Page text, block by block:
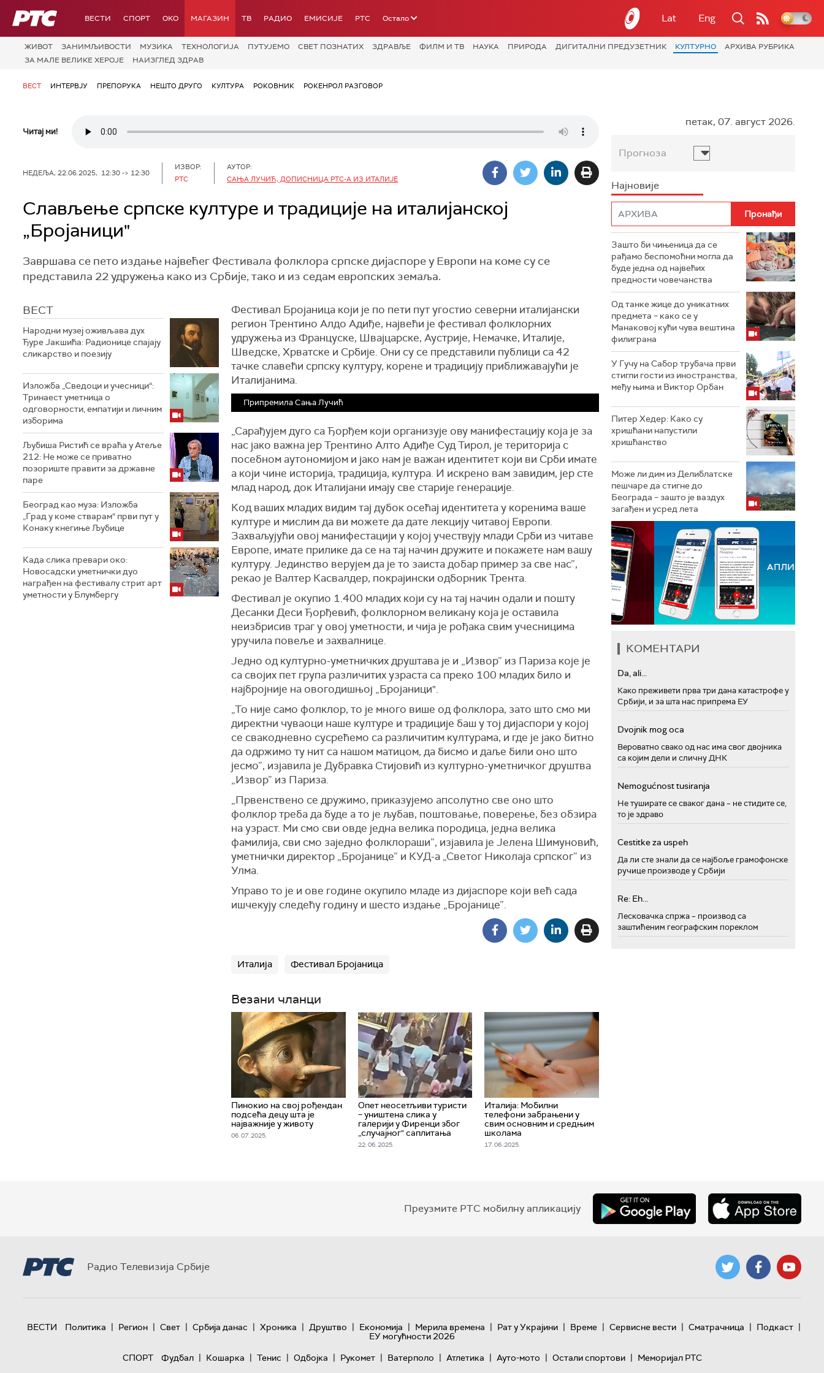
РТС ВЕСТИ СПОРТ OKO МАГАЗИН ТВ РАДИО ЕМИСИЈЕ РТС Остало Lat Eng
ЖИВОТ ЗАНИМЉИВОСТИ МУЗИКА ТЕХНОЛОГИЈA ПУТУЈЕМО СВЕТ ПОЗНАТИХ ЗДРАВЉЕ ФИЛМ И ТВ НАУКА ПРИРОДА ДИГИТАЛНИ ПРЕДУЗЕТНИК КУЛТУРНО
АРХИВА РУБРИКА
ЗА МАЛЕ ВЕЛИКЕ ХЕРОЈЕ
НАИЗГЛЕД ЗДРАВ
ВЕСТ ИНТЕРВЈУ ПРЕПОРУКА НЕШТО ДРУГО КУЛТУРА РОКОВНИК РОКЕНРОЛ РАЗГОВОР
Читај ми!
НЕДЕЉА, 22.06.2025, 12:30 -> 12:30
ИЗВОР:
РТС
АУТОР:
САЊА ЛУЧИЋ, ДОПИСНИЦА РТС-А ИЗ ИТАЛИЈЕ
Слављење српске културе и традиције на италијанској
„Бројаници"
Завршава се пето издање највећег Фестивала фолклора српске дијаспоре у Европи на коме су се
представила 22 удружења како из Србије, тако и из седам европских земаља.
ВЕСТ
Народни музеј оживљава дух
Ђуре Јакшића: Радионице спајају
сликарство и поезију
Изложба „Сведоци и учесници“:
Тринаест уметница о
одговорности, емпатији и личним
изборима
Љубиша Ристић се враћа у Атеље
212: Не може се приватно
позориште правити за државне
паре
Београд као муза: Изложба
„Град у коме стварам“ први пут у
Конаку кнегиње Љубице
Када слика превари око:
Новосадски уметнички дуо
награђен на фестивалу стрит арт
уметности у Блумбергу
Фестивал Бројаница који је по пети пут угостио северни италијански
регион Трентино Алдо Адиђе, највећи је фестивал фолклорних
удружења из Француске, Швајцарске, Аустрије, Немачке, Италије,
Шведске, Хрватске и Србије. Они су се представили публици са 42
тачке славећи српску културу, корене и традицију приближавајући је
Италијанима.
Припремила Сања Лучић
„Сарађујем дуго са Ђорђем који организује ову манифестацију која је за
нас јако важна јер Трентино Алто Адиђе Суд Тирол, је територија с
посебном аутономијом и јако нам је важан идентитет који ви Срби имате
а који чине историја, традиција, култура. И искрено вам завидим, јер сте
млад народ, док Италијани имају све старије генерације.
Код ваших младих видим тај дубок осећај идентитета у коренима ваше
културе и мислим да ви можете да дате лекцију читавој Европи.
Захваљујући овој манифестацији у којој учествују млади Срби из читаве
Европе, имате прилике да се на тај начин дружите и покажете нам вашу
културу. Јединство верујем да је то заиста добар пример за све нас”,
рекао је Валтер Касвалдер, покрајински одборник Трента.
Фестивал је окупио 1.400 младих који су на тај начин одали и пошту
Десанки Деси Ђорђевић, фолклорном великану која је оставила
неизбрисив траг у овој уметности, и чија је рођака свим учесницима
уручила повеље и захвалнице.
Једно од културно-уметничких друштава је и „Извор” из Париза које је
са својих пет група различитих узраста са преко 100 младих било и
најбројније на овогодишњој „Бројаници".
„То није само фолклор, то је много више од фолклора, зато што смо ми
директни чуваоци наше културе и традиције баш у тој дијаспори у којој
се свакодневно сусрећемо са различитим културама, и где је јако битно
да одржимо ту нит са нашом матицом, да бисмо и даље били оно што
јесмо”, изјавила је Дубравка Стијовић из културно-уметничког друштва
„Извор” из Париза.
„Првенствено се дружимо, приказујемо апсолутно све оно што
фолклор треба да буде а то је љубав, поштовање, поверење, без обзира
на узраст. Ми смо сви овде једна велика породица, једна велика
фамилија, сви смо заједно фолклораши”, изјавила је Јелена Шимуновић,
уметнички директор „Бројанице” и КУД-а „Светог Николаја српског” из
Улма.
Управо то је и ове године окупило младе из дијаспоре који већ сада
ишчекују следећу годину и шесто издање „Бројанице”.
Италија Фестивал Бројаница
Везани чланци
Пинокио на свој рођендан
подсећа децу шта је
најважније у животу
06. 07. 2025.
Опет неосетљиви туристи
– уништена слика у
галерији у Фиренци због
„случајног" саплитања
22. 06. 2025.
Италија: Мобилни
телефони забрањени у
свим основним и средњим
школама
17. 06. 2025.
петак, 07. август 2026.
Прогноза
Најновије
Зашто би чињеница да се
рађамо беспомоћни могла да
буде једна од највећих
предности човечанства
Од танке жице до уникатних
предмета – како се у
Манаковој кући чува вештина
филиграна
У Гучу на Сабор трубача први
стигли гости из иностранства,
међу њима и Виктор Орбан
Питер Хедер: Како су
хришћани напустили
хришћанство
Може ли дим из Делиблатске
пешчаре да стигне до
Београда – зашто је ваздух
загађен и усред лета
КОМЕНТАРИ
Da, ali...
Како преживети прва три дана катастрофе у
Србији, и за шта нас припрема ЕУ
Dvojnik mog oca
Вероватно свако од нас има свог двојника
са којим дели и сличну ДНК
Nemogućnost tusiranja
Не туширате се сваког дана – не стидите се,
то је здраво
Cestitke za uspeh
Да ли сте знали да се најбоље грамофонске
ручице производе у Србији
Re: Eh...
Лесковачка спржа – производ са
заштићеним географским пореклом
Преузмите РТС мобилну апликацију
Радио Телевизија Србије
ВЕСТИ Политика | Регион | Свет | Србија данас | Хроника | Друштво | Економија | Мерила времена | Рат у Украјини | Време | Сервисне вести | Сматрачница | Подкаст |
ЕУ могућности 2026
СПОРТ
Фудбал | Кошарка | Тенис | Одбојка | Рукомет | Ватерполо | Атлетика | Ауто-мото | Остали спортови | Меморијал РТС